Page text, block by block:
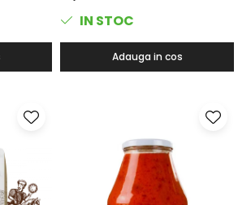
IN STOC
Adauga in cos